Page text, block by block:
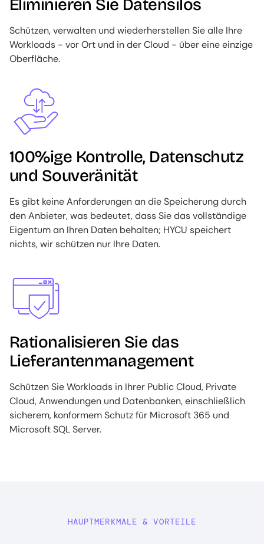
Eliminieren Sie Datensilos
Schützen, verwalten und wiederherstellen Sie alle Ihre
Workloads - vor Ort und in der Cloud - über eine einzige
Oberfläche.
Image
100%ige Kontrolle, Datenschutz
und Souveränität
Es gibt keine Anforderungen an die Speicherung durch
den Anbieter, was bedeutet, dass Sie das vollständige
Eigentum an Ihren Daten behalten; HYCU speichert
nichts, wir schützen nur Ihre Daten.
Image
Rationalisieren Sie das
Lieferantenmanagement
Schützen Sie Workloads in Ihrer Public Cloud, Private
Cloud, Anwendungen und Datenbanken, einschließlich
sicherem, konformem Schutz für Microsoft 365 und
Microsoft SQL Server.
HAUPTMERKMALE & VORTEILE